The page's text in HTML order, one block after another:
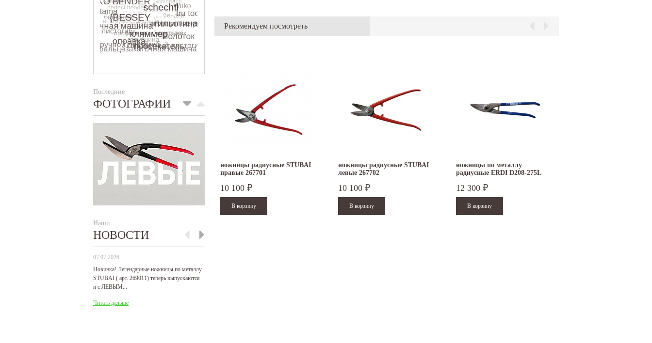
Последние
ФОТОГРАФИИ
Наши
НОВОСТИ
07.07.2026
Новинка! Легендарные ножницы по металлу
STUBAI ( арт. 269011) теперь выпускаются
и с ЛЕВЫМ...
Читать дальше
Рекомендуем посмотреть
ножницы радиусные STUBAI
правые 267701
10 100 ₽
ножницы радиусные STUBAI
левые 267702
10 100 ₽
ножницы по металлу
радиусные ERDI D208-275L
12 300 ₽